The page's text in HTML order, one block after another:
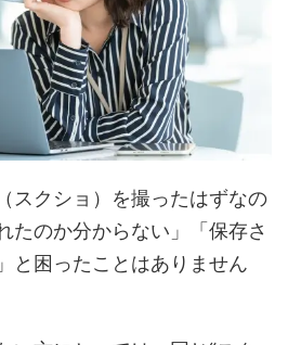
スクショ）を撮ったはずなの
たのか分からない」「保存さ
と困ったことはありません